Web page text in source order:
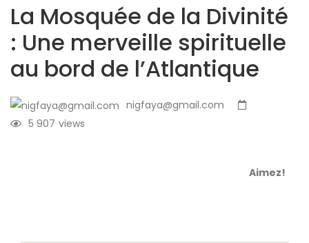
La Mosquée de la Divinité
: Une merveille spirituelle
au bord de l’Atlantique
nigfaya@gmail.com
views
5 907
Aimez!